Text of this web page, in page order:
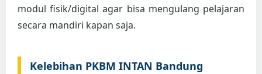
modul fisik/digital agar bisa mengulang pelajaran
secara mandiri kapan saja.
Kelebihan PKBM INTAN Bandung